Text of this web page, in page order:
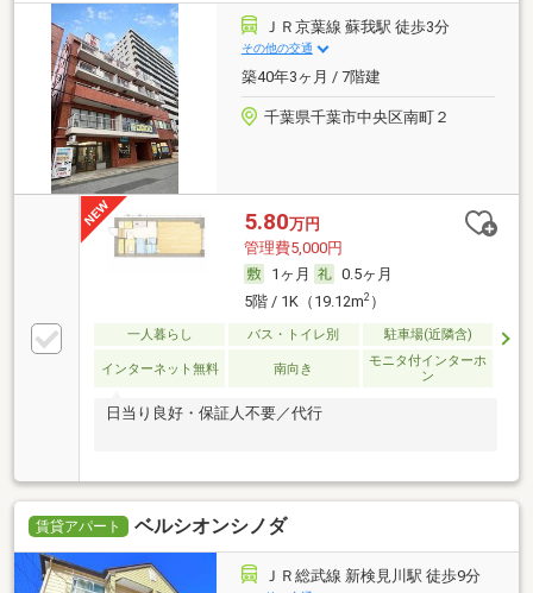
ＪＲ京葉線 蘇我駅 徒歩3分
その他の交通
築40年3ヶ月 / 7階建
千葉県千葉市中央区南町２
5.80万円
管理費5,000円
1ヶ月
0.5ヶ月
5階 / 1K（19.12m2）
一人暮らし バス・トイレ別 駐車場(近隣含)
インターネット無料 南向き
モニタ付インターホ
ン
日当り良好・保証人不要／代行
賃貸アパート ベルシオンシノダ
ＪＲ総武線 新検見川駅 徒歩9分